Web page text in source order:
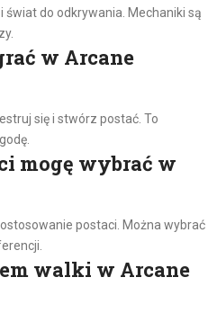
do odkrywania. Mechaniki są
w Arcane
się i stwórz postać. To
mogę wybrać w
postaci. Można wybrać
walki w Arcane